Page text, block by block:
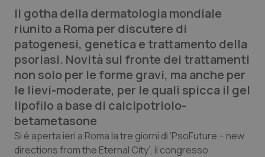
Studi e Analisi
Lettere al direttore
Edizioni Regionali
QS Pro
Professionisti Sanitari.AI
Il gotha della dermatologia mondiale
riunito a Roma per discutere di
patogenesi, genetica e trattamento della
psoriasi. Novità sul fronte dei trattamenti
non solo per le forme gravi, ma anche per
le lievi-moderate, per le quali spicca il gel
lipofilo a base di calcipotriolo-
betametasone
Si è aperta ieri a Roma la tre giorni di ‘PsoFuture – new
directions from the Eternal City’, il congresso